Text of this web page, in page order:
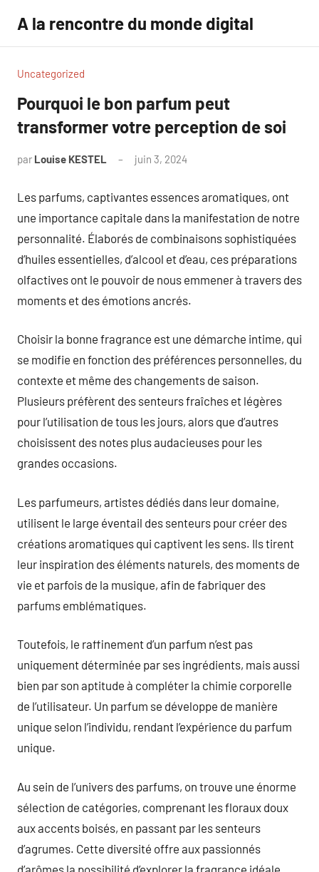
contenu
A la rencontre du monde digital
Uncategorized
Pourquoi le bon parfum peut
transformer votre perception de soi
par Louise KESTEL juin 3, 2024
Les parfums, captivantes essences aromatiques, ont
une importance capitale dans la manifestation de notre
personnalité. Élaborés de combinaisons sophistiquées
d’huiles essentielles, d’alcool et d’eau, ces préparations
olfactives ont le pouvoir de nous emmener à travers des
moments et des émotions ancrés.
Choisir la bonne fragrance est une démarche intime, qui
se modifie en fonction des préférences personnelles, du
contexte et même des changements de saison.
Plusieurs préfèrent des senteurs fraîches et légères
pour l’utilisation de tous les jours, alors que d’autres
choisissent des notes plus audacieuses pour les
grandes occasions.
Les parfumeurs, artistes dédiés dans leur domaine,
utilisent le large éventail des senteurs pour créer des
créations aromatiques qui captivent les sens. Ils tirent
leur inspiration des éléments naturels, des moments de
vie et parfois de la musique, afin de fabriquer des
parfums emblématiques.
Toutefois, le raffinement d’un parfum n’est pas
uniquement déterminée par ses ingrédients, mais aussi
bien par son aptitude à compléter la chimie corporelle
de l’utilisateur. Un parfum se développe de manière
unique selon l’individu, rendant l’expérience du parfum
unique.
Au sein de l’univers des parfums, on trouve une énorme
sélection de catégories, comprenant les floraux doux
aux accents boisés, en passant par les senteurs
d’agrumes. Cette diversité offre aux passionnés
d’arômes la possibilité d’explorer la fragrance idéale